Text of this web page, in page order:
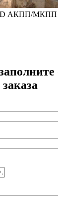
АКПП/МКПП
заказа